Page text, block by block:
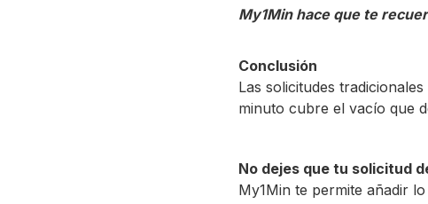
My1Min hace que te
Conclusión
Las solicitudes
minuto cubre el vacío que
No dejes que tu solicitud
My1Min te permite añadir